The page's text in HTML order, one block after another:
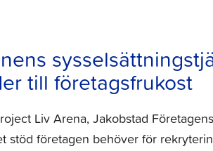
till företagsfrukost
Liv Arena, Jakobstad
stöd företagen behöver för